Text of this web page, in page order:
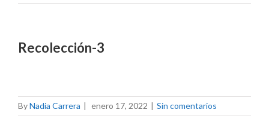
Recolección-3
ByNadia Carrera | enero 17, 2022 | Sin comentarios